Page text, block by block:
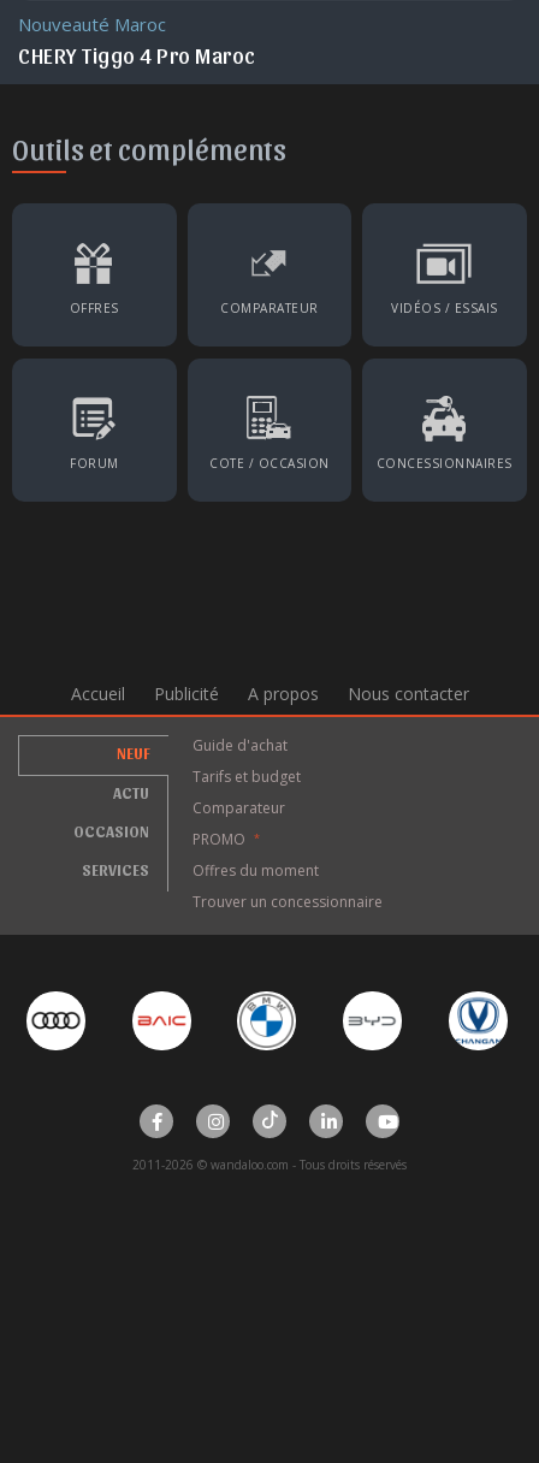
Nouveauté Maroc
CHERY Tiggo 4 Pro Maroc
Outils et compléments
OFFRES COMPARATEUR VIDÉOS / ESSAIS
FORUM COTE / OCCASION CONCESSIONNAIRES
Accueil Publicité A propos Nous contacter
NEUF
ACTU
OCCASION
SERVICES
Guide d'achat
Tarifs et budget
Comparateur
PROMO
*
Offres du moment
Trouver un concessionnaire
2011-2026 © wandaloo.com - Tous droits réservés